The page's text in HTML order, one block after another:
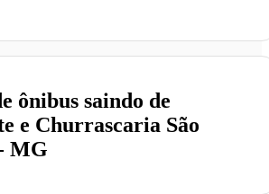
ônibus saindo de
e Churrascaria São
MG